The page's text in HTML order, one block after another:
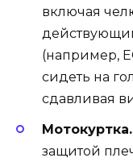
включая
(например,
сидеть на
сдавливая
Мотокуртка.
защитой